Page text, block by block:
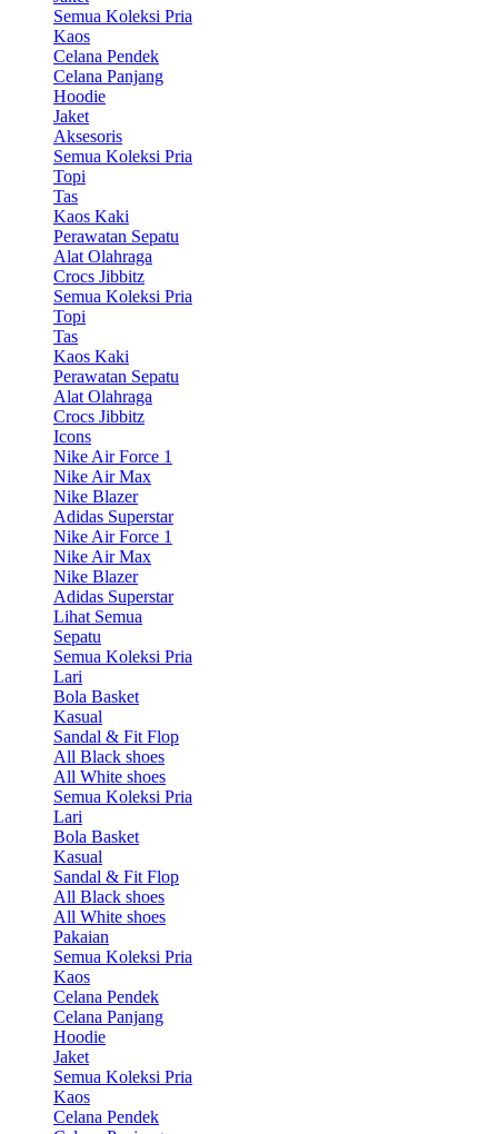
Semua Koleksi Pria
Kaos
Celana Pendek
Celana Panjang
Hoodie
Jaket
Aksesoris
Semua Koleksi Pria
Topi
Tas
Kaos Kaki
Perawatan Sepatu
Alat Olahraga
Crocs Jibbitz
Semua Koleksi Pria
Topi
Tas
Kaos Kaki
Perawatan Sepatu
Alat Olahraga
Crocs Jibbitz
Icons
Nike Air Force 1
Nike Air Max
Nike Blazer
Adidas Superstar
Nike Air Force 1
Nike Air Max
Nike Blazer
Adidas Superstar
Lihat Semua
Sepatu
Semua Koleksi Pria
Lari
Bola Basket
Kasual
Sandal & Fit Flop
All Black shoes
All White shoes
Semua Koleksi Pria
Lari
Bola Basket
Kasual
Sandal & Fit Flop
All Black shoes
All White shoes
Pakaian
Semua Koleksi Pria
Kaos
Celana Pendek
Celana Panjang
Hoodie
Jaket
Semua Koleksi Pria
Kaos
Celana Pendek